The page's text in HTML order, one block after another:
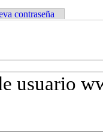
contraseña
usuario